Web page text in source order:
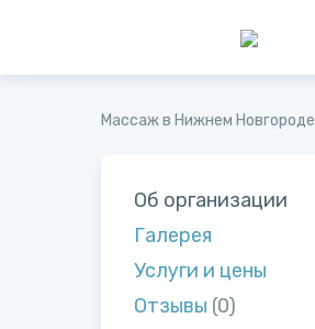
Массаж в Нижнем Новгороде
Об организации
Галерея
Услуги и цены
Отзывы (0)